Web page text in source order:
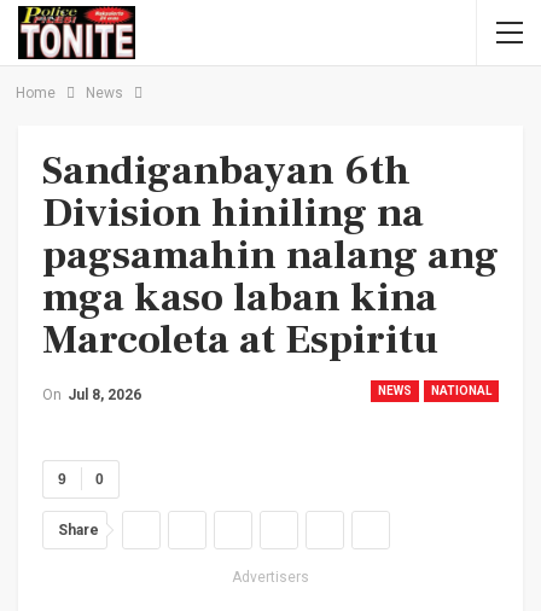
Home News
Sandiganbayan 6th
Division hiniling na
pagsamahin nalang ang
mga kaso laban kina
Marcoleta at Espiritu
NEWS NATIONAL
On Jul 8, 2026
0
9
Share
Advertisers